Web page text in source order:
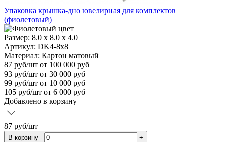
Упаковка крышка-дно ювелирная для комплектов
(фиолетовый)
Размер: 8.0 x 8.0 x 4.0
Артикул: DK4-8x8
Материал: Картон матовый
87 руб/шт от 100 000 руб
93 руб/шт от 30 000 руб
99 руб/шт от 10 000 руб
105 руб/шт от 6 000 руб
Добавлено в корзину
87 руб/шт
В корзину - +